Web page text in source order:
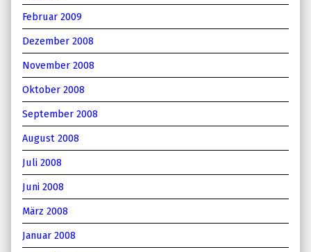
Februar 2009
Dezember 2008
November 2008
Oktober 2008
September 2008
August 2008
Juli 2008
Juni 2008
März 2008
Januar 2008